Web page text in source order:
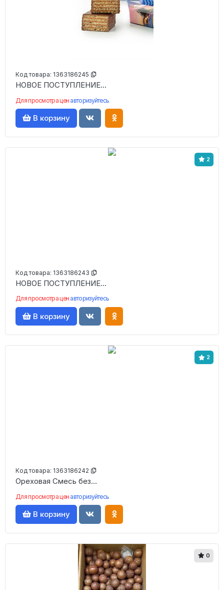
Код товара: 1363186245
НОВОЕ ПОСТУПЛЕНИЕ...
Для просмотра цен авторизуйтесь
В корзину
2
Код товара: 1363186243
НОВОЕ ПОСТУПЛЕНИЕ...
Для просмотра цен авторизуйтесь
В корзину
2
Код товара: 1363186242
Ореховая Смесь без...
Для просмотра цен авторизуйтесь
В корзину
0